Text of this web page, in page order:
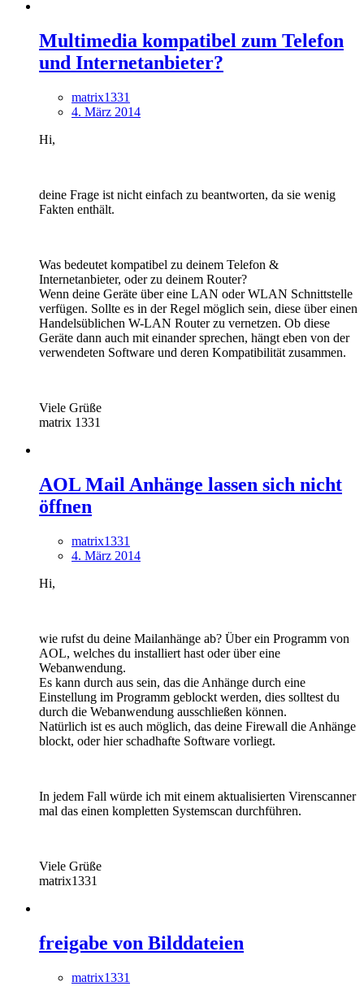
Multimedia kompatibel zum Telefon
und Internetanbieter?
matrix1331
4. März 2014
Hi,
deine Frage ist nicht einfach zu beantworten, da sie wenig
Fakten enthält.
Was bedeutet kompatibel zu deinem Telefon &
Internetanbieter, oder zu deinem Router?
Wenn deine Geräte über eine LAN oder WLAN Schnittstelle
verfügen. Sollte es in der Regel möglich sein, diese über einen
Handelsüblichen W-LAN Router zu vernetzen. Ob diese
Geräte dann auch mit einander sprechen, hängt eben von der
verwendeten Software und deren Kompatibilität zusammen.
Viele Grüße
matrix 1331
AOL Mail Anhänge lassen sich nicht
öffnen
matrix1331
4. März 2014
Hi,
wie rufst du deine Mailanhänge ab? Über ein Programm von
AOL, welches du installiert hast oder über eine
Webanwendung.
Es kann durch aus sein, das die Anhänge durch eine
Einstellung im Programm geblockt werden, dies solltest du
durch die Webanwendung ausschließen können.
Natürlich ist es auch möglich, das deine Firewall die Anhänge
blockt, oder hier schadhafte Software vorliegt.
In jedem Fall würde ich mit einem aktualisierten Virenscanner
mal das einen kompletten Systemscan durchführen.
Viele Grüße
matrix1331
freigabe von Bilddateien
matrix1331